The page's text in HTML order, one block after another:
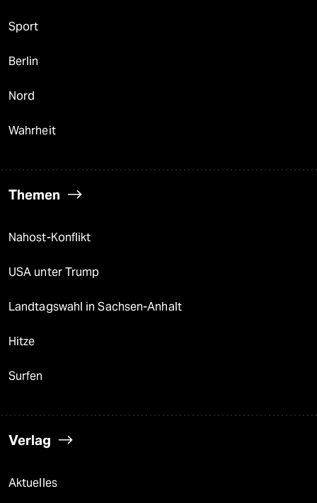
Sport
Berlin
Nord
Wahrheit
Themen
Nahost-Konflikt
USA unter Trump
Landtagswahl in Sachsen-Anhalt
Hitze
Surfen
Verlag
Aktuelles